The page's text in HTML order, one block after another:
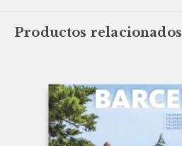
Productos relacionados